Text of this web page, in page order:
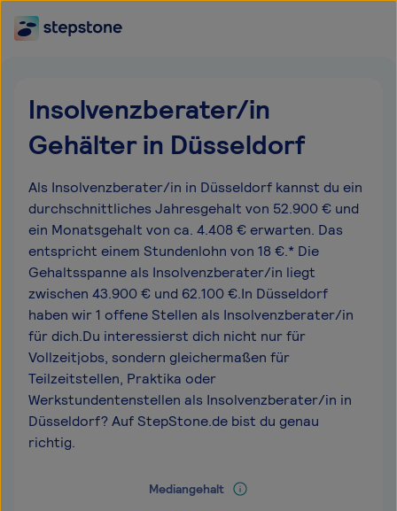
Insolvenzberater/in
Gehälter in Düsseldorf
Als Insolvenzberater/in in Düsseldorf kannst du ein
durchschnittliches Jahresgehalt von 52.900 € und
ein Monatsgehalt von ca. 4.408 € erwarten. Das
entspricht einem Stundenlohn von 18 €.* Die
Gehaltsspanne als Insolvenzberater/in liegt
zwischen 43.900 € und 62.100 €.In Düsseldorf
haben wir 1 offene Stellen als Insolvenzberater/in
für dich.Du interessierst dich nicht nur für
Vollzeitjobs, sondern gleichermaßen für
Teilzeitstellen, Praktika oder
Werkstundentenstellen als Insolvenzberater/in in
Düsseldorf? Auf StepStone.de bist du genau
richtig.
Mediangehalt